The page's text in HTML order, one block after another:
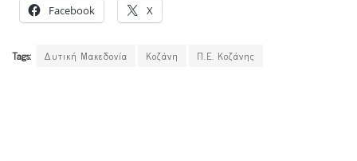
Facebook X
Tags: Δυτική Μακεδονία Κοζάνη Π.Ε. Κοζάνης